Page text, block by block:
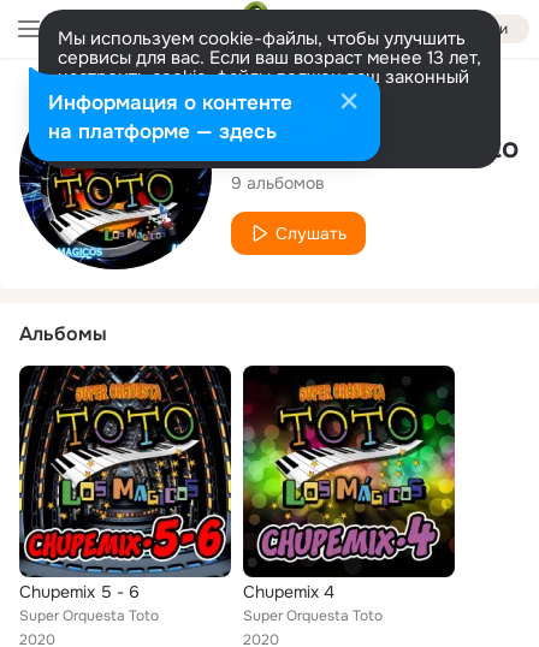
Войти
Мы используем cookie-файлы, чтобы улучшить
сервисы для вас. Если ваш возраст менее 13 лет,
настроить cookie-файлы должен ваш законный
представитель. Больше информации
Разрешить все Настроить
Исполнитель
Super Orquesta Toto
9 альбомов
Слушать
Альбомы
Chupemix 5 - 6
Super Orquesta Toto
2020
Chupemix 4
Super Orquesta Toto
2020
Информация о контенте
на платформе — здесь